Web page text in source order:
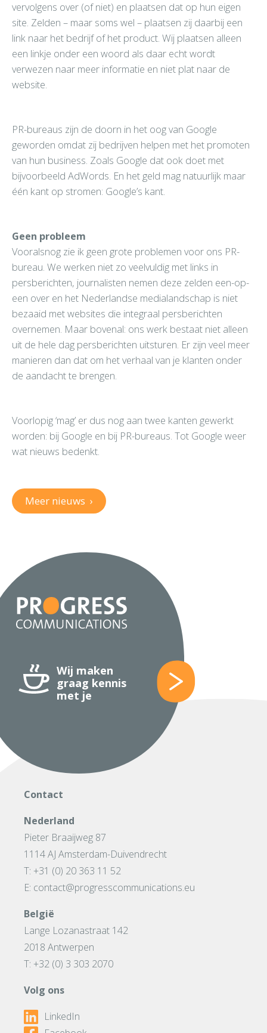
vervolgens over (of niet) en plaatsen dat op hun eigen
site. Zelden – maar soms wel – plaatsen zij daarbij een
link naar het bedrijf of het product. Wij plaatsen alleen
een linkje onder een woord als daar echt wordt
verwezen naar meer informatie en niet plat naar de
website.
PR-bureaus zijn de doorn in het oog van Google
geworden omdat zij bedrijven helpen met het promoten
van hun business. Zoals Google dat ook doet met
bijvoorbeeld AdWords. En het geld mag natuurlijk maar
één kant op stromen: Google’s kant.
Geen probleem
Vooralsnog zie ik geen grote problemen voor ons PR-
bureau. We werken niet zo veelvuldig met links in
persberichten, journalisten nemen deze zelden een-op-
een over en het Nederlandse medialandschap is niet
bezaaid met websites die integraal persberichten
overnemen. Maar bovenal: ons werk bestaat niet alleen
uit de hele dag persberichten uitsturen. Er zijn veel meer
manieren dan dat om het verhaal van je klanten onder
de aandacht te brengen.
Voorlopig ‘mag’ er dus nog aan twee kanten gewerkt
worden: bij Google en bij PR-bureaus. Tot Google weer
wat nieuws bedenkt.
Meer nieuws ›
Wij maken
graag kennis
met je
Contact
Nederland
Pieter Braaijweg 87
1114 AJ Amsterdam-Duivendrecht
T: +31 (0) 20 363 11 52
E: contact@progresscommunications.eu
België
Lange Lozanastraat 142
2018 Antwerpen
T: +32 (0) 3 303 2070
Volg ons
LinkedIn